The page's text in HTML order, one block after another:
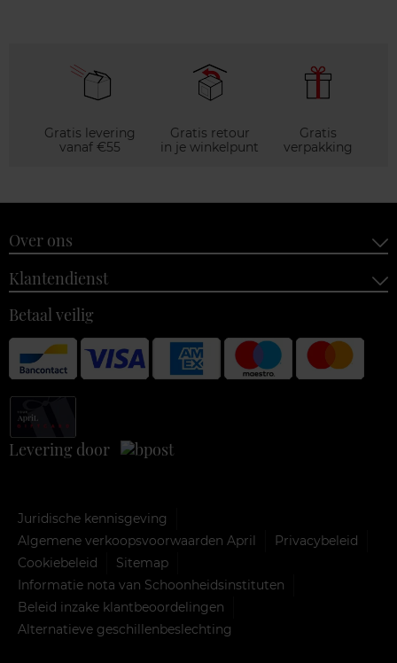
Gratis levering
vanaf €55
Gratis retour
in je winkelpunt
Gratis
verpakking
Over ons
Klantendienst
Betaal veilig
Levering door
Juridische kennisgeving
Algemene verkoopsvoorwaarden April
Privacybeleid
Cookiebeleid
Sitemap
Informatie nota van Schoonheidsinstituten
Beleid inzake klantbeoordelingen
Alternatieve geschillenbeslechting